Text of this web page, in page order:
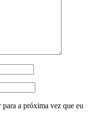
para a próxima vez que eu